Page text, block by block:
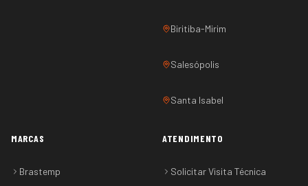
Biritiba-Mirim
Salesópolis
Santa Isabel
MARCAS
Brastemp
ATENDIMENTO
Solicitar Visita Técnica